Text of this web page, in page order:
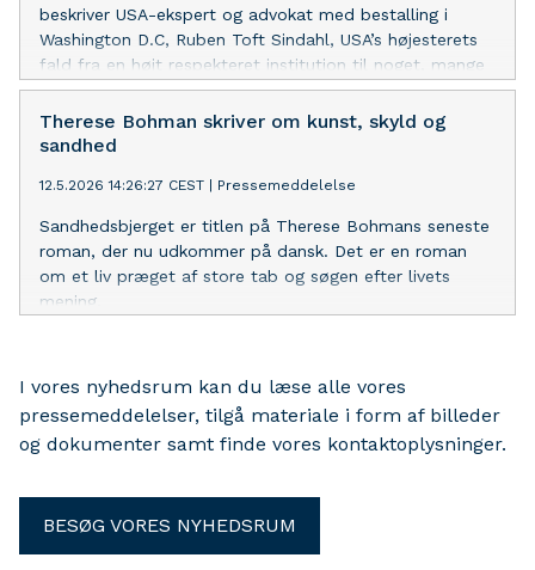
beskriver USA-ekspert og advokat med bestalling i
Washington D.C, Ruben Toft Sindahl, USA’s højesterets
fald fra en højt respekteret institution til noget, mange
opfatter som et politisk teater.
Therese Bohman skriver om kunst, skyld og
sandhed
12.5.2026 14:26:27 CEST Pressemeddelelse
Sandhedsbjerget er titlen på Therese Bohmans seneste
roman, der nu udkommer på dansk. Det er en roman
om et liv præget af store tab og søgen efter livets
mening.
I vores nyhedsrum kan du læse alle vores
pressemeddelelser, tilgå materiale i form af billeder
og dokumenter samt finde vores kontaktoplysninger.
BESØG VORES NYHEDSRUM